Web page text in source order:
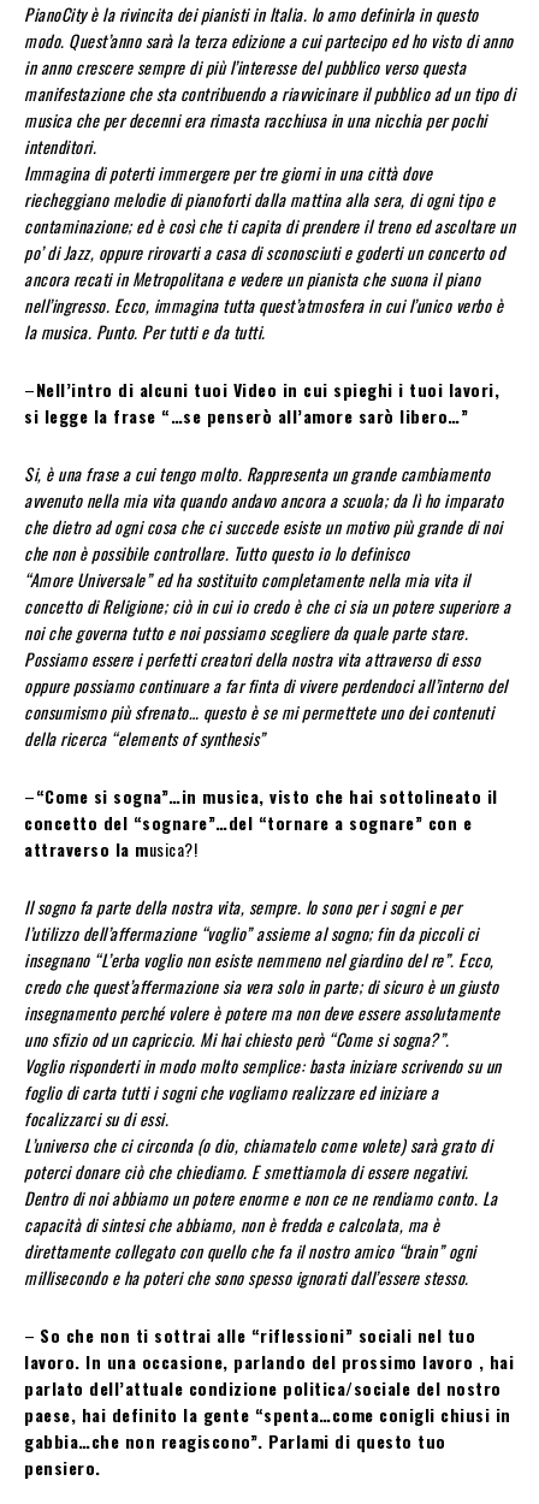
PianoCity è la rivincita dei pianisti in Italia. Io amo definirla in questo
modo. Quest’anno sarà la terza edizione a cui partecipo ed ho visto di anno
in anno crescere sempre di più l’interesse del pubblico verso questa
manifestazione che sta contribuendo a riavvicinare il pubblico ad un tipo di
musica che per decenni era rimasta racchiusa in una nicchia per pochi
intenditori.
Immagina di poterti immergere per tre giorni in una città dove
riecheggiano melodie di pianoforti dalla mattina alla sera, di ogni tipo e
contaminazione; ed è così che ti capita di prendere il treno ed ascoltare un
po’ di Jazz, oppure rirovarti a casa di sconosciuti e goderti un concerto od
ancora recati in Metropolitana e vedere un pianista che suona il piano
nell’ingresso. Ecco, immagina tutta quest’atmosfera in cui l’unico verbo è
la musica. Punto. Per tutti e da tutti.
–Nell’intro di alcuni tuoi Video in cui spieghi i tuoi lavori,
si legge la frase “…se penserò all’amore sarò libero…”
Si, è una frase a cui tengo molto. Rappresenta un grande cambiamento
avvenuto nella mia vita quando andavo ancora a scuola; da lì ho imparato
che dietro ad ogni cosa che ci succede esiste un motivo più grande di noi
che non è possibile controllare. Tutto questo io lo definisco
“Amore Universale” ed ha sostituito completamente nella mia vita il
concetto di Religione; ciò in cui io credo è che ci sia un potere superiore a
noi che governa tutto e noi possiamo scegliere da quale parte stare.
Possiamo essere i perfetti creatori della nostra vita attraverso di esso
oppure possiamo continuare a far finta di vivere perdendoci all’interno del
consumismo più sfrenato… questo è se mi permettete uno dei contenuti
della ricerca “elements of synthesis”
–“Come si sogna”…in musica, visto che hai sottolineato il
concetto del “sognare”…del “tornare a sognare” con e
attraverso la musica?!
Il sogno fa parte della nostra vita, sempre. Io sono per i sogni e per
l’utilizzo dell’affermazione “voglio” assieme al sogno; fin da piccoli ci
insegnano “L’erba voglio non esiste nemmeno nel giardino del re”. Ecco,
credo che quest’affermazione sia vera solo in parte; di sicuro è un giusto
insegnamento perché volere è potere ma non deve essere assolutamente
uno sfizio od un capriccio. Mi hai chiesto però “Come si sogna?”.
Voglio risponderti in modo molto semplice: basta iniziare scrivendo su un
foglio di carta tutti i sogni che vogliamo realizzare ed iniziare a
focalizzarci su di essi.
L’universo che ci circonda (o dio, chiamatelo come volete) sarà grato di
poterci donare ciò che chiediamo. E smettiamola di essere negativi.
Dentro di noi abbiamo un potere enorme e non ce ne rendiamo conto. La
capacità di sintesi che abbiamo, non è fredda e calcolata, ma è
direttamente collegato con quello che fa il nostro amico “brain” ogni
millisecondo e ha poteri che sono spesso ignorati dall’essere stesso.
– So che non ti sottrai alle “riflessioni” sociali nel tuo
lavoro. In una occasione, parlando del prossimo lavoro , hai
parlato dell’attuale condizione politica/sociale del nostro
paese, hai definito la gente “spenta…come conigli chiusi in
gabbia…che non reagiscono”. Parlami di questo tuo
pensiero.